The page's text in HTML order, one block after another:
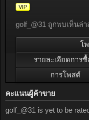
VIP
golf_@31 ถูกพบเห็นล่า
โ
รายละเอียดการ
การโพสต์
คะแนนผู้ค้าขาย
golf_@31 is yet to be